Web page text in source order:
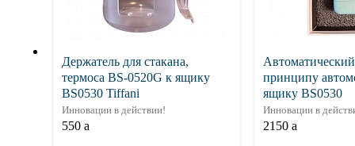
Держатель для стакана,
термоса BS-0520G к ящику
BS0530 Tiffani
Инновации в действии!
550 a
принципу
ящику BS0530
Инновации в
2150 a